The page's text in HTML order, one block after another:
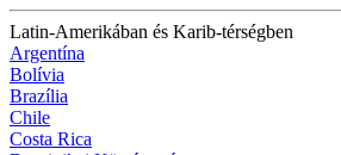
Latin-Amerikában és Karib-térségben
Argentína
Bolívia
Brazília
Chile
Costa Rica